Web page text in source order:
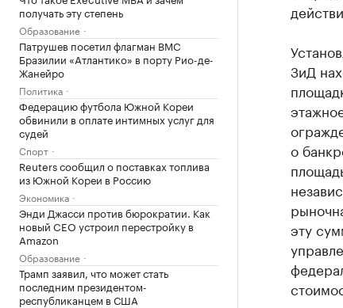
получать эту степень
Образование
Патрушев посетил флагман ВМС
Бразилии «Атлантико» в порту Рио-де-
Жанейро
Политика
Федерацию футбола Южной Кореи
обвинили в оплате интимных услуг для
судей
Спорт
Reuters сообщил о поставках топлива
из Южной Кореи в Россию
Экономика
Энди Джасси против бюрократии. Как
новый CEO устроил перестройку в
Amazon
Образование
Трамп заявил, что может стать
последним президентом-
республиканцем в США
ЗиД
о
эту